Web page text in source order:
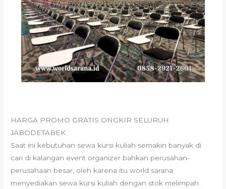
HARGA PROMO GRATIS ONGKIR SELURUH
JABODETABEK
Saat ini kebutuhan sewa kursi kuliah semakin banyak di
cari di kalangan event organizer bahkan perusahan-
perusahaan besar, oleh karena itu world sarana
menyediakan sewa kursi kuliah dengan stok melimpah